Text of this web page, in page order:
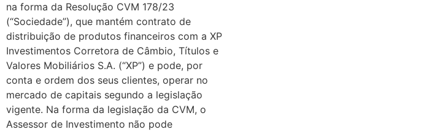
na forma da Resolução CVM 178/23
(“Sociedade”), que mantém contrato de
distribuição de produtos financeiros com a XP
Investimentos Corretora de Câmbio, Títulos e
Valores Mobiliários S.A. (“XP”) e pode, por
conta e ordem dos seus clientes, operar no
mercado de capitais segundo a legislação
vigente. Na forma da legislação da CVM, o
Assessor de Investimento não pode